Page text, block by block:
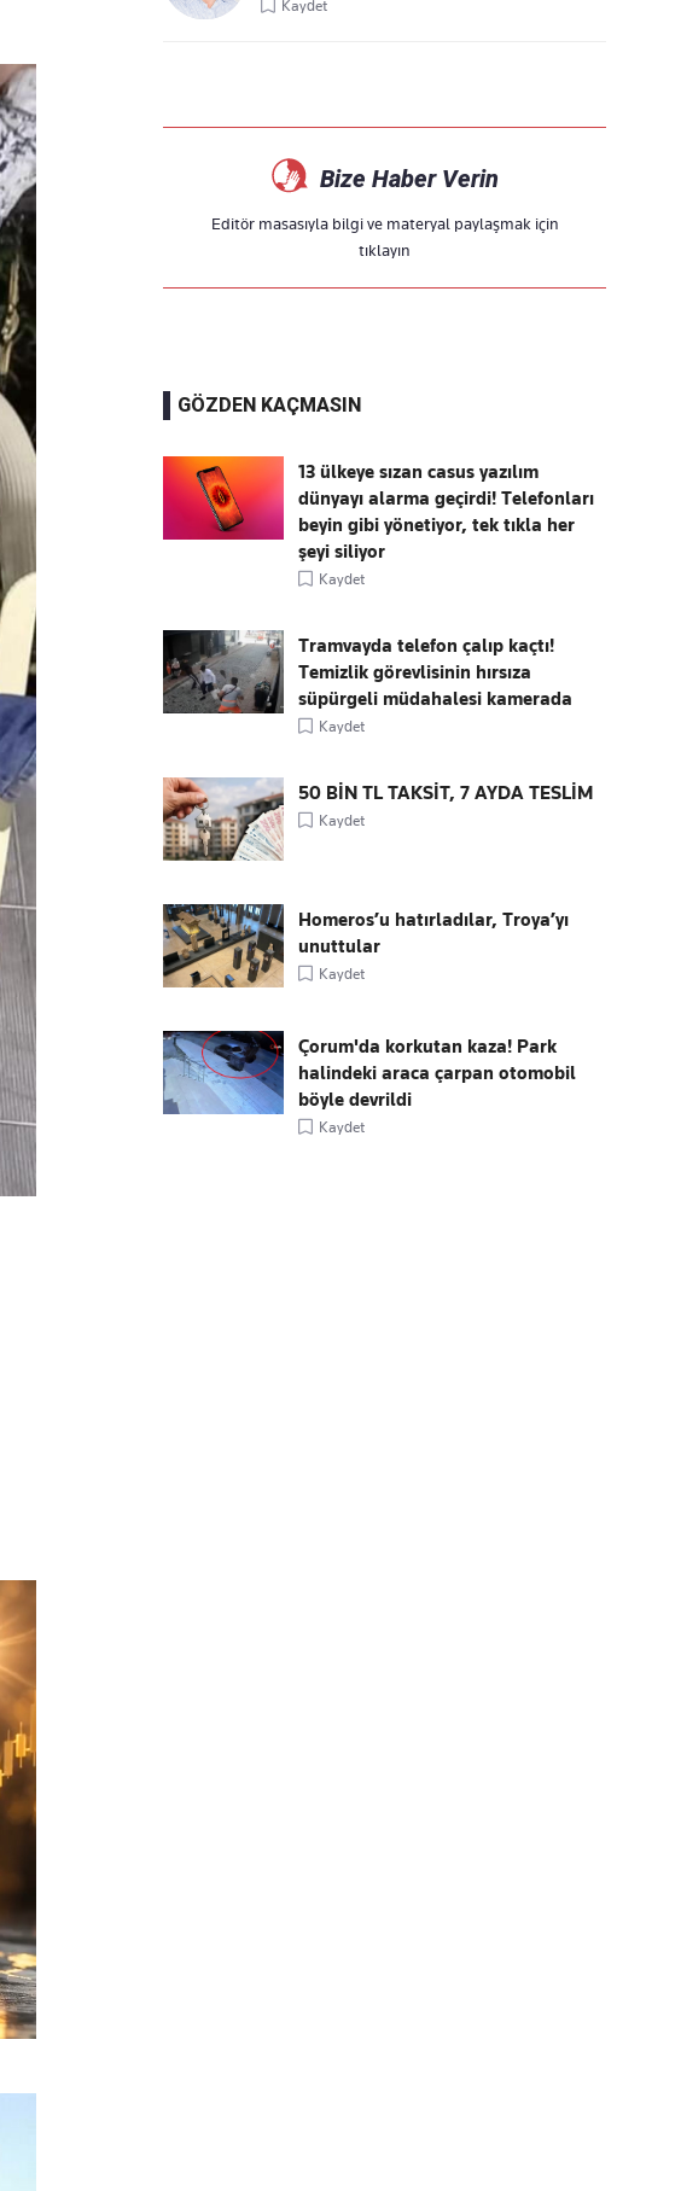
Kaydet
Bize Haber Verin
Editör masasıyla bilgi ve materyal paylaşmak için
tıklayın
GÖZDEN KAÇMASIN
13 ülkeye sızan casus yazılım
dünyayı alarma geçirdi! Telefonları
beyin gibi yönetiyor, tek tıkla her
şeyi siliyor
Kaydet
Tramvayda telefon çalıp kaçtı!
Temizlik görevlisinin hırsıza
süpürgeli müdahalesi kamerada
Kaydet
50 BİN TL TAKSİT, 7 AYDA TESLİM
Kaydet
Homeros’u hatırladılar, Troya’yı
unuttular
Kaydet
Çorum'da korkutan kaza! Park
halindeki araca çarpan otomobil
böyle devrildi
Kaydet